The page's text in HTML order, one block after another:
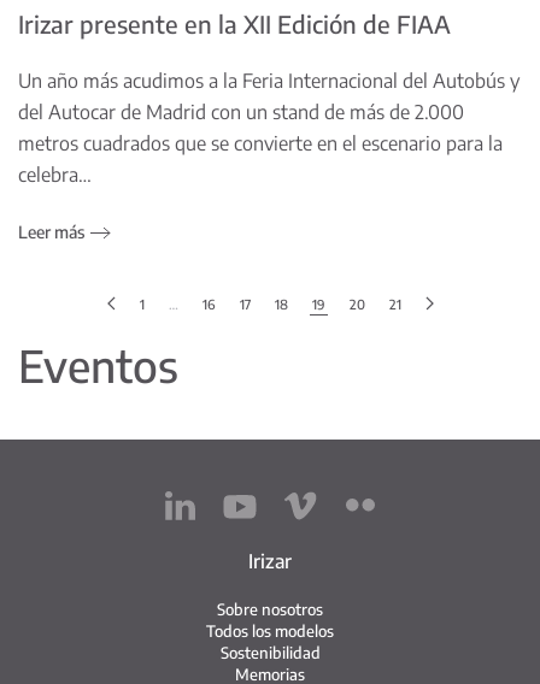
Irizar presente en la XII Edición de FIAA
Un año más acudimos a la Feria Internacional del Autobús y
del Autocar de Madrid con un stand de más de 2.000
metros cuadrados que se convierte en el escenario para la
celebra…
Leer más
1 … 16 17 18 19 20 21
Eventos
Irizar
Sobre nosotros
Todos los modelos
Sostenibilidad
Memorias